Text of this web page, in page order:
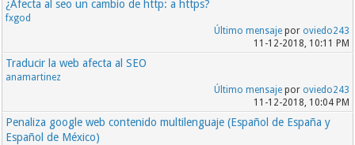
¿Afecta al seo un cambio de http: a https?
fxgod
Último mensajepor oviedo243
11-12-2018, 10:11 PM
Traducir la web afecta al SEO
anamartinez
Último mensajepor oviedo243
11-12-2018, 10:04 PM
Penaliza google web contenido multilenguaje (Español de España y
Español de México)